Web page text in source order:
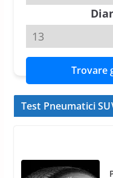
Trovare
Test Pneumatici